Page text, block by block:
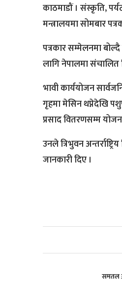
काठमाडौं । संस्कृति,
मन्त्रालयमा सोमबार
पत्रकार सम्मेलनमा
लागि नेपालमा
भावी कार्ययोजन
गृहमा मेसिन थप्नेदेखि
प्रसाद वितरणसम्म
उनले त्रिभुवन
जानकारी दिए ।
समतल